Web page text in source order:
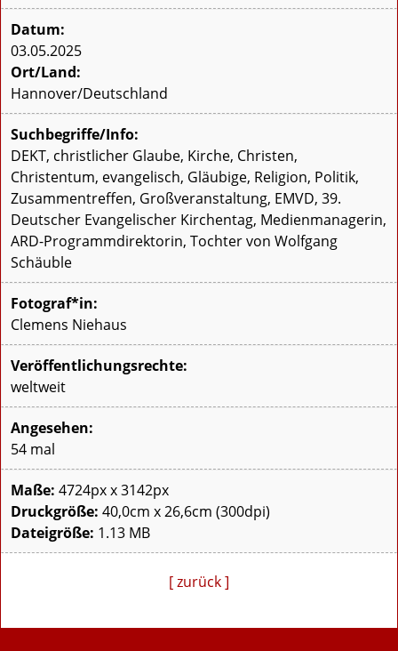
Datum:
03.05.2025
Ort/Land:
Hannover/Deutschland
Suchbegriffe/Info:
DEKT, christlicher Glaube, Kirche, Christen,
Christentum, evangelisch, Gläubige, Religion, Politik,
Zusammentreffen, Großveranstaltung, EMVD, 39.
Deutscher Evangelischer Kirchentag, Medienmanagerin,
ARD-Programmdirektorin, Tochter von Wolfgang
Schäuble
Fotograf*in:
Clemens Niehaus
Veröffentlichungsrechte:
weltweit
Angesehen:
54 mal
Maße: 4724px x 3142px
Druckgröße: 40,0cm x 26,6cm (300dpi)
Dateigröße: 1.13 MB
[ zurück ]